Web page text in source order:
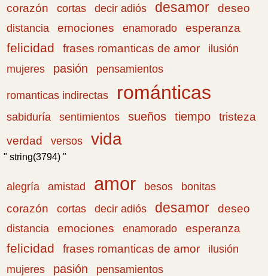
corazón
cortas decir adiós desamor deseo
distancia emociones enamorado esperanza
felicidad frases romanticas de amor
ilusión
mujeres
pasión pensamientos
romanticas indirectas románticas
sabiduría sentimientos sueños tiempo
tristeza
verdad
versos vida
" string(3794) "
alegría amistad amor besos
bonitas
corazón
cortas decir adiós desamor deseo
distancia emociones enamorado esperanza
felicidad frases romanticas de amor
ilusión
mujeres
pasión pensamientos